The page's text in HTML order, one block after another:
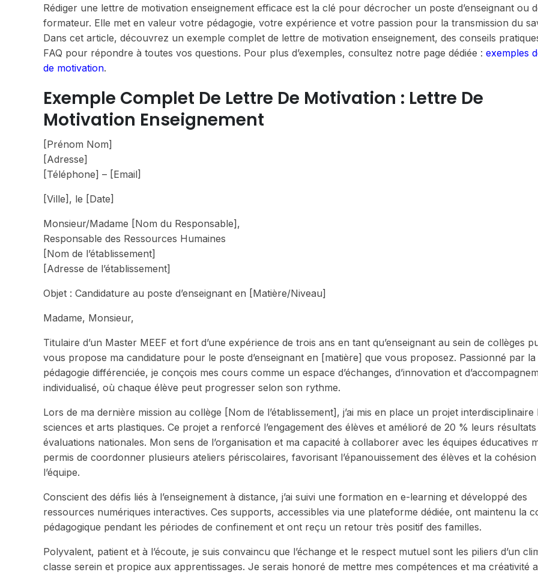
Rédiger une lettre de motivation enseignement efficace est la clé pour décrocher un poste d’enseignant ou
formateur. Elle met en valeur votre pédagogie, votre expérience et votre passion pour la transmission du
Dans cet article, découvrez un exemple complet de lettre de motivation enseignement, des conseils
FAQ pour répondre à toutes vos questions. Pour plus d’exemples, consultez notre page dédiée : exemples
de motivation.
Exemple Complet De Lettre De Motivation : Lettre De
Motivation Enseignement
[Prénom Nom]
[Adresse]
[Téléphone] – [Email]
[Ville], le [Date]
Monsieur/Madame [Nom du Responsable],
Responsable des Ressources Humaines
[Nom de l’établissement]
[Adresse de l’établissement]
Objet : Candidature au poste d’enseignant en [Matière/Niveau]
Madame, Monsieur,
Titulaire d’un Master MEEF et fort d’une expérience de trois ans en tant qu’enseignant au sein de collèges
vous propose ma candidature pour le poste d’enseignant en [matière] que vous proposez. Passionné par la
pédagogie différenciée, je conçois mes cours comme un espace d’échanges, d’innovation et
individualisé, où chaque élève peut progresser selon son rythme.
Lors de ma dernière mission au collège [Nom de l’établissement], j’ai mis en place un projet interdisciplinaire
sciences et arts plastiques. Ce projet a renforcé l’engagement des élèves et amélioré de 20 % leurs
évaluations nationales. Mon sens de l’organisation et ma capacité à collaborer avec les équipes éducatives
permis de coordonner plusieurs ateliers périscolaires, favorisant l’épanouissement des élèves et la cohésion
l’équipe.
Conscient des défis liés à l’enseignement à distance, j’ai suivi une formation en e-learning et développé des
ressources numériques interactives. Ces supports, accessibles via une plateforme dédiée, ont maintenu la
pédagogique pendant les périodes de confinement et ont reçu un retour très positif des familles.
Polyvalent, patient et à l’écoute, je suis convaincu que l’échange et le respect mutuel sont les piliers d’un
classe serein et propice aux apprentissages. Je serais honoré de mettre mes compétences et ma créativité